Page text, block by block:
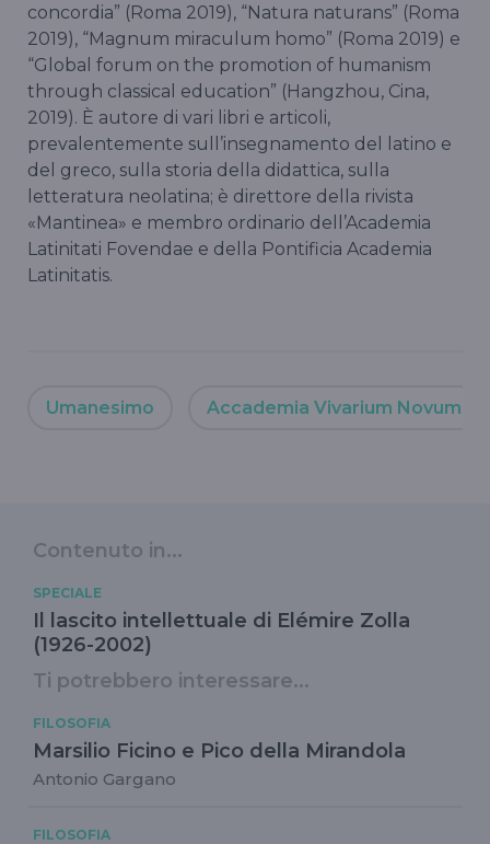
concordia” (Roma 2019), “Natura naturans” (Roma
2019), “Magnum miraculum homo” (Roma 2019) e
“Global forum on the promotion of humanism
through classical education” (Hangzhou, Cina,
2019). È autore di vari libri e articoli,
prevalentemente sull’insegnamento del latino e
del greco, sulla storia della didattica, sulla
letteratura neolatina; è direttore della rivista
«Mantinea» e membro ordinario dell’Academia
Latinitati Fovendae e della Pontificia Academia
Latinitatis.
Umanesimo Accademia Vivarium Novum
Contenuto in...
SPECIALE
Il lascito intellettuale di Elémire Zolla
(1926-2002)
Ti potrebbero interessare...
FILOSOFIA
Marsilio Ficino e Pico della Mirandola
Antonio Gargano
FILOSOFIA